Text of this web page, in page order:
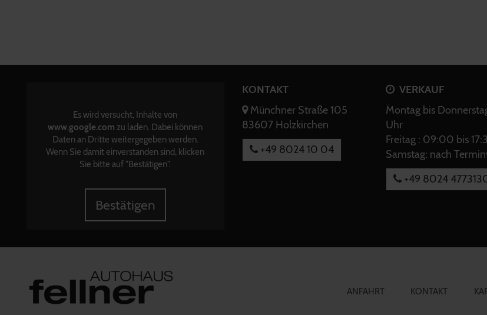
Es wird versucht, Inhalte von
www.google.com zu laden. Dabei können
Daten an Dritte weitergegeben werden.
Wenn Sie damit einverstanden sind, klicken
Sie bitte auf "Bestätigen".
Bestätigen
KONTAKT
Münchner Straße 105
83607 Holzkirchen
+49 8024 10 04
VERKAUF
Montag bis
Uhr
Freitag : 09:00 bis
Samstag: nach
+49 8024
ANFAHRT KONTAKT